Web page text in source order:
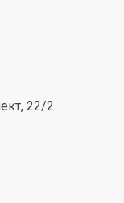
22/2